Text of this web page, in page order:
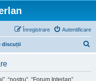
Autentificare
Înregistrare
discuții
“nostru”, “Forum Interlan”,